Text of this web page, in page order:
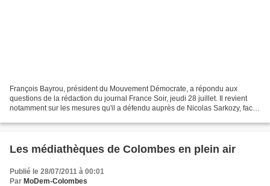
François Bayrou, président du Mouvement Démocrate, a répondu aux
questions de la rédaction du journal France Soir, jeudi 28 juillet. Il revient
notamment sur les mesures qu'il a défendu auprès de Nicolas Sarkozy, face
Les médiathèques de Colombes en plein air
Publié le 28/07/2011 à 00:01
Par MoDem-Colombes